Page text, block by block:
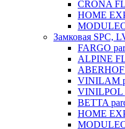
CRONA
HOME
Замковая SPC,
FARGO
ALPINE
ABERHOF
VINILAM
VINILPOL
BETTA
HOME